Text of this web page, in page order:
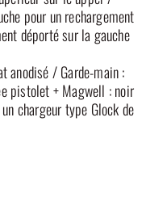
pour un rechargement
déporté sur la gauche
anodisé / Garde-main :
pistolet + Magwell : noir
chargeur type Glock de